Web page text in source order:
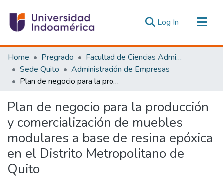
Log In (current)
Communities & Collections
All of DSpace
Statistics
Home Pregrado
Facultad de Ciencias Administrativas y Económicas
Sede Quito
Administración de Empresas
Plan de negocio para la producción y comercialización de muebles modulares a base de resina epóxica en el Distrito Metropolitano de Quito
Plan de negocio para la producción
y comercialización de muebles
modulares a base de resina epóxica
en el Distrito Metropolitano de
Quito